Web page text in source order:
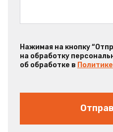
Нажимая на кнопку
на обработку
об обработке в Политике